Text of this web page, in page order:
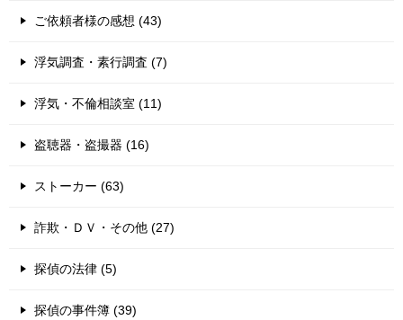
ご依頼者様の感想 (43)
浮気調査・素行調査 (7)
浮気・不倫相談室 (11)
盗聴器・盗撮器 (16)
ストーカー (63)
詐欺・ＤＶ・その他 (27)
探偵の法律 (5)
探偵の事件簿 (39)